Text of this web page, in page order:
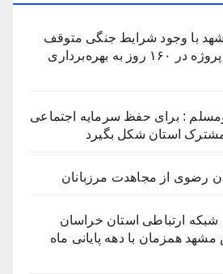
با وجود شرایط جنگی متوقف
نشد؛ بیش از ۷ همت پروژه در ۱۶۰ روز به بهره‌برداری
: برای حفظ سرمایه اجتماعی
مشترک استان شکل بگیرد
رضوی از مجاهدت مرزبانان
شبکه ارتباطی استان خراسان
همزمان با دهه پایانی ماه